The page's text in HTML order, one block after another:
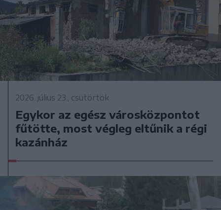
2026. július 23., csütörtök
Egykor az egész városközpontot
fűtötte, most végleg eltűnik a régi
kazánház